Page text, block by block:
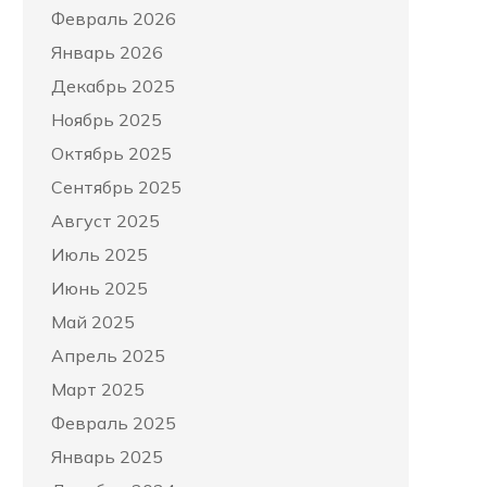
Февраль 2026
Январь 2026
Декабрь 2025
Ноябрь 2025
Октябрь 2025
Сентябрь 2025
Август 2025
Июль 2025
Июнь 2025
Май 2025
Апрель 2025
Март 2025
Февраль 2025
Январь 2025